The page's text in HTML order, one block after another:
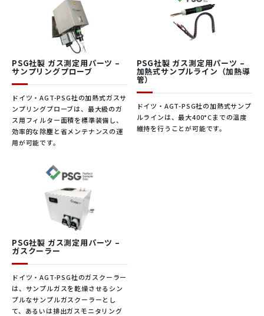
RS485(EIA/TIA-485-A)、独自Modbus
電圧
最大電流
値
26mA
最大消費
電力
350mW
組込ケー
ブル
KS-Li9YD11Y 4xAWG 28(Kabel Stern
組込ケー
ブル長
スで媒体の濃度を決定す
るために必要なデータを
収集することができま
●密度計
PSG社製 ガス測定用パーツ –
サンプリングプローブ
ドイツ・AGT-PSG社の加熱式ガスサ
ンプリングプローブは、最大級のガ
ス用フィルター面積を標準装備し、
効率的な除塵と省メンテナンスの運
用が可能です。
PSG社製 ガス測定用パーツ –
加熱式サンプルライン（加熱導
管）
ドイツ・AGT-PSG社の加熱式サンプ
ルラインは、最大400°Cまでの温度
維持を行うことが可能です。
PSG社製 ガス測定用パーツ –
ガスクーラー
ドイツ・AGT-PSG社のガスクーラー
は、サンプルガスを乾燥させるシン
プルなサンプルガスクーラーとし
て、あるいは排出ガスモニタリング